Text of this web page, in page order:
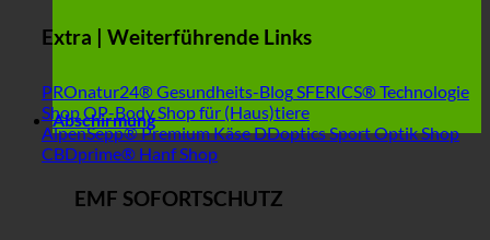
Extra | Weiterführende Links
PROnatur24® Gesundheits-Blog SFERICS® Technologie
ShopOP-Body Shop für (Haus)tiere
AlpenSepp® Premium KäseDDoptics Sport Optik Shop
CBDprime® Hanf Shop
Abschirmung
EMF SOFORTSCHUTZ